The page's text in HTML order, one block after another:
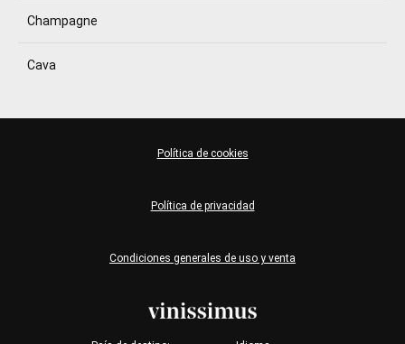
Champagne
Cava
Condiciones generales de uso y venta
Política de privacidad
Política de cookies